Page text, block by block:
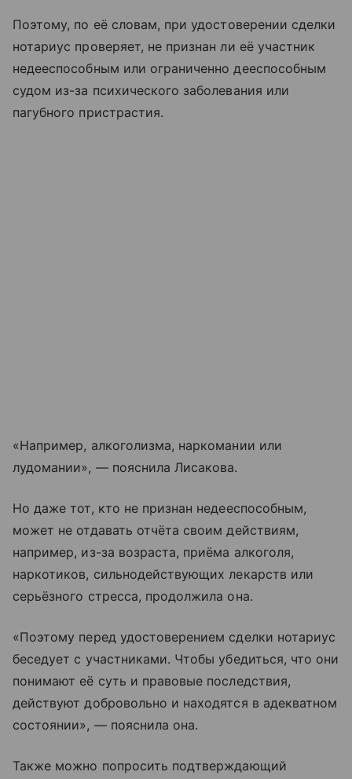
Поэтому, по её словам, при удостоверении сделки
нотариус проверяет, не признан ли её участник
недееспособным или ограниченно дееспособным
судом из-за психического заболевания или
пагубного пристрастия.
«Например, алкоголизма, наркомании или
лудомании», — пояснила Лисакова.
Но даже тот, кто не признан недееспособным,
может не отдавать отчёта своим действиям,
например, из-за возраста, приёма алкоголя,
наркотиков, сильнодействующих лекарств или
серьёзного стресса, продолжила она.
«Поэтому перед удостоверением сделки нотариус
беседует с участниками. Чтобы убедиться, что они
понимают её суть и правовые последствия,
действуют добровольно и находятся в адекватном
состоянии», — пояснила она.
Также можно попросить подтверждающий